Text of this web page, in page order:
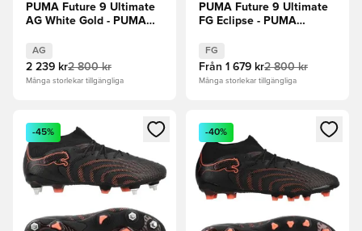
PUMA Future 9 Ultimate
AG White Gold - PUMA
AG
2 239 kr2 800 kr
Många storlekar tillgängliga
PUMA Future 9 Ultimate
FG Eclipse - PUMA
FG
Från 1 679 kr2 800 kr
Många storlekar tillgängliga
Öppnar en Modal för att logga in eller registrera dig som
-45%
Öppnar en Modal för att
-40%